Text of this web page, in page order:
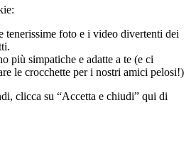
tenerissime foto e i video divertenti dei
più simpatiche e adatte a te (e ci
le crocchette per i nostri amici pelosi!)
clicca su “Accetta e chiudi” qui di